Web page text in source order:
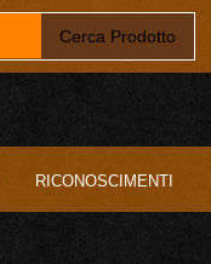
RICONOSCIMENTI